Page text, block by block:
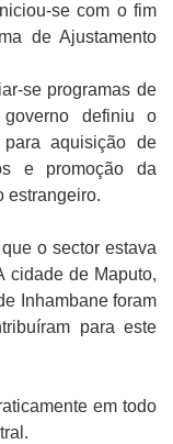
se com o fim
de Ajustamento
se programas de
definiu o
aquisição de
e promoção da
estrangeiro.
o sector estava
cidade de Maputo,
Inhambane foram
para este
em todo